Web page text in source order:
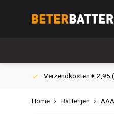
Verzendkosten € 2,95
Home Batterijen